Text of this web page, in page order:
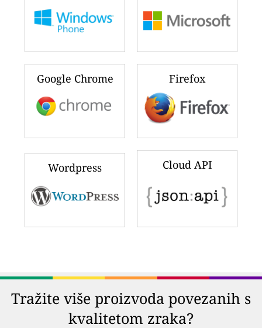
Google Chrome Firefox
Wordpress Cloud API
Tražite više proizvoda povezanih s
kvalitetom zraka?